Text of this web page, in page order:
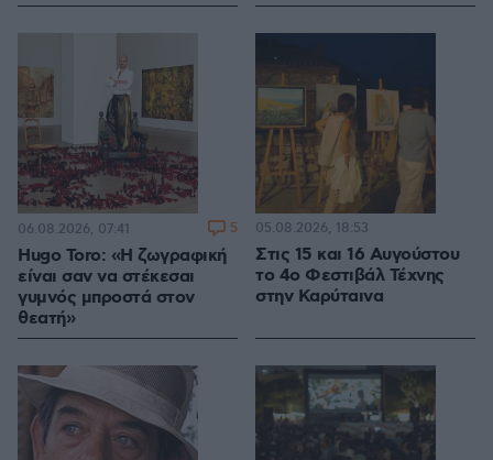
Hugo Toro: «Η ζωγραφική
είναι σαν να στέκεσαι
γυμνός μπροστά στον
θεατή»
06.08.2026, 07:41 5
Στις 15 και 16 Αυγούστου
το 4ο Φεστιβάλ Τέχνης
στην Καρύταινα
05.08.2026, 18:53